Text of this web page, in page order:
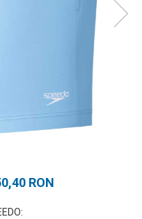
RON
: